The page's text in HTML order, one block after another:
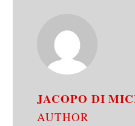
JACOPO DI
AUTHOR